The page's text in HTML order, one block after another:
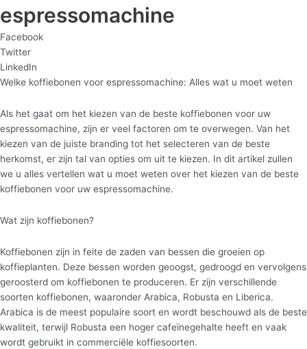
espressomachine
Facebook
Twitter
LinkedIn
Welke koffiebonen voor espressomachine: Alles wat u moet weten
Als het gaat om het kiezen van de beste koffiebonen voor uw
espressomachine, zijn er veel factoren om te overwegen. Van het
kiezen van de juiste branding tot het selecteren van de beste
herkomst, er zijn tal van opties om uit te kiezen. In dit artikel zullen
we u alles vertellen wat u moet weten over het kiezen van de beste
koffiebonen voor uw espressomachine.
Wat zijn koffiebonen?
Koffiebonen zijn in feite de zaden van bessen die groeien op
koffieplanten. Deze bessen worden geoogst, gedroogd en vervolgens
geroosterd om koffiebonen te produceren. Er zijn verschillende
soorten koffiebonen, waaronder Arabica, Robusta en Liberica.
Arabica is de meest populaire soort en wordt beschouwd als de beste
kwaliteit, terwijl Robusta een hoger cafeïnegehalte heeft en vaak
wordt gebruikt in commerciële koffiesoorten.